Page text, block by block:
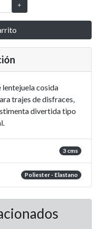
lentejuela cosida
trajes de disfraces,
divertida tipo
3 cms
Poliester - Elastano